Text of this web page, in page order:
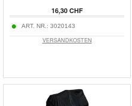
16,30 CHF
ART. NR.: 3020143
VERSANDKOSTEN